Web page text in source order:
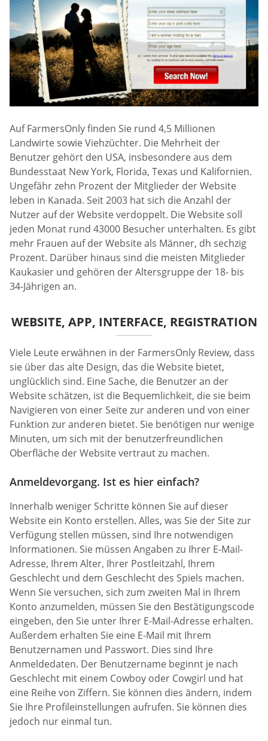
Auf FarmersOnly finden Sie rund 4,5 Millionen
Landwirte sowie Viehzüchter. Die Mehrheit der
Benutzer gehört den USA, insbesondere aus dem
Bundesstaat New York, Florida, Texas und Kalifornien.
Ungefähr zehn Prozent der Mitglieder der Website
leben in Kanada. Seit 2003 hat sich die Anzahl der
Nutzer auf der Website verdoppelt. Die Website soll
jeden Monat rund 43000 Besucher unterhalten. Es gibt
mehr Frauen auf der Website als Männer, dh sechzig
Prozent. Darüber hinaus sind die meisten Mitglieder
Kaukasier und gehören der Altersgruppe der 18- bis
34-Jährigen an.
WEBSITE, APP, INTERFACE, REGISTRATION
Viele Leute erwähnen in der FarmersOnly Review, dass
sie über das alte Design, das die Website bietet,
unglücklich sind. Eine Sache, die Benutzer an der
Website schätzen, ist die Bequemlichkeit, die sie beim
Navigieren von einer Seite zur anderen und von einer
Funktion zur anderen bietet. Sie benötigen nur wenige
Minuten, um sich mit der benutzerfreundlichen
Oberfläche der Website vertraut zu machen.
Anmeldevorgang. Ist es hier einfach?
Innerhalb weniger Schritte können Sie auf dieser
Website ein Konto erstellen. Alles, was Sie der Site zur
Verfügung stellen müssen, sind Ihre notwendigen
Informationen. Sie müssen Angaben zu Ihrer E-Mail-
Adresse, Ihrem Alter, Ihrer Postleitzahl, Ihrem
Geschlecht und dem Geschlecht des Spiels machen.
Wenn Sie versuchen, sich zum zweiten Mal in Ihrem
Konto anzumelden, müssen Sie den Bestätigungscode
eingeben, den Sie unter Ihrer E-Mail-Adresse erhalten.
Außerdem erhalten Sie eine E-Mail mit Ihrem
Benutzernamen und Passwort. Dies sind Ihre
Anmeldedaten. Der Benutzername beginnt je nach
Geschlecht mit einem Cowboy oder Cowgirl und hat
eine Reihe von Ziffern. Sie können dies ändern, indem
Sie Ihre Profileinstellungen aufrufen. Sie können dies
jedoch nur einmal tun.